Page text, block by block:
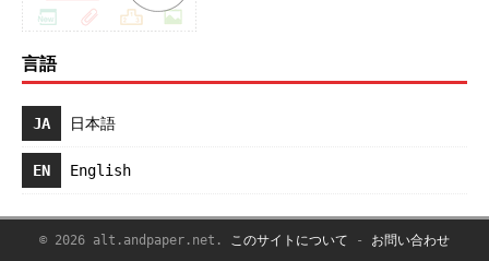
言語
JA 日本語
EN English
© 2026 alt.andpaper.net. このサイトについて - お問い合わせ